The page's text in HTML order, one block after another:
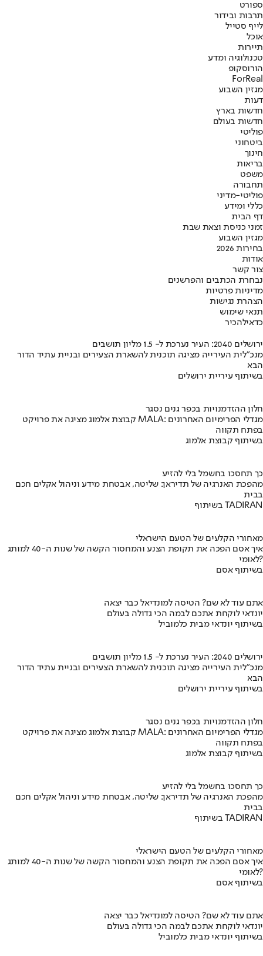
ספורט
תרבות ובידור
לייף סטייל
אוכל
תיירות
טכנולוגיה ומדע
הורוסקופ
ForReal
מגזין השבוע
דעות
חדשות בארץ
חדשות בעולם
פוליטי
ביטחוני
חינוך
בריאות
משפט
תחבורה
פוליטי-מדיני
כללי ומידע
דף הבית
זמני כניסת וצאת שבת
מגזין השבוע
בחירות 2026
אודות
צור קשר
נבחרת הכתבים והפרשנים
מדיניות פרטיות
הצהרת נגישות
תנאי שימוש
כדאילהכיר
ירושלים 2040: העיר נערכת ל- 1.5 מליון תושבים
מנכ"לית העירייה מציגה תוכנית להשארת הצעירים ובניית עתיד הדור
הבא
בשיתוף עיריית ירושלים
חלון ההזדמנויות בכפר גנים נסגר
קבוצת אלמוג מציגה את פרויקט MALA: מגדלי הפרימיום האחרונים
בפתח תקווה
בשיתוף קבוצת אלמוג
כך תחסכו בחשמל בלי להזיע
מהפכת האנרגיה של תדיראן: שליטה, אבטחת מידע וניהול אקלים חכם
בבית
בשיתוף TADIRAN
מאחורי הקלעים של הטעם הישראלי
איך אסם הפכה את תקופת הצנע והמחסור הקשה של שנות ה-40 למותג
לאומי?
בשיתוף אסם
אתם עוד לא שם? הטיסה למונדיאל כבר יצאה
יונדאי לוקחת אתכם לבמה הכי גדולה בעולם
בשיתוף יונדאי מבית כלמוביל
ירושלים 2040: העיר נערכת ל- 1.5 מליון תושבים
מנכ"לית העירייה מציגה תוכנית להשארת הצעירים ובניית עתיד הדור
הבא
בשיתוף עיריית ירושלים
חלון ההזדמנויות בכפר גנים נסגר
קבוצת אלמוג מציגה את פרויקט MALA: מגדלי הפרימיום האחרונים
בפתח תקווה
בשיתוף קבוצת אלמוג
כך תחסכו בחשמל בלי להזיע
מהפכת האנרגיה של תדיראן: שליטה, אבטחת מידע וניהול אקלים חכם
בבית
בשיתוף TADIRAN
מאחורי הקלעים של הטעם הישראלי
איך אסם הפכה את תקופת הצנע והמחסור הקשה של שנות ה-40 למותג
לאומי?
בשיתוף אסם
אתם עוד לא שם? הטיסה למונדיאל כבר יצאה
יונדאי לוקחת אתכם לבמה הכי גדולה בעולם
בשיתוף יונדאי מבית כלמוביל